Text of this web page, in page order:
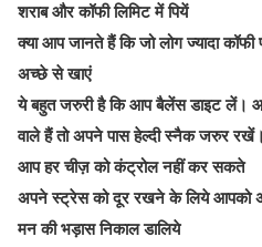
शराब और कॉफी लिमिट में पियें
क्‍या आप जानते हैं कि जो लोग ज्‍यादा
अच्‍छे से खाएं
ये बहुत जरुरी है कि आप बैलेंस डाइट लें।
वाले हैं तो अपने पास हेल्‍दी स्‍नैक जरुर रखें।
आप हर चीज़ को कंट्रोल नहीं कर सकते
अपने स्‍ट्रेस को दूर रखने के लिये आपको
मन की भड़ास निकाल डालिये